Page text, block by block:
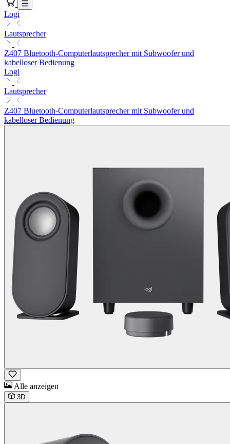
Logi
Lautsprecher
Z407 Bluetooth-Computerlautsprecher mit Subwoofer und
kabelloser Bedienung
Logi
Lautsprecher
Z407 Bluetooth-Computerlautsprecher mit Subwoofer und
kabelloser Bedienung
Alle anzeigen
3D